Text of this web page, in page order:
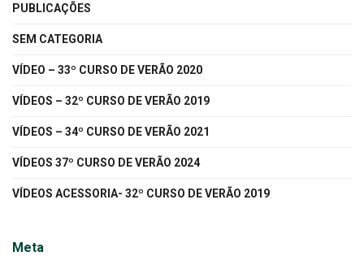
PUBLICAÇÕES
SEM CATEGORIA
VÍDEO – 33º CURSO DE VERÃO 2020
VÍDEOS – 32º CURSO DE VERÃO 2019
VÍDEOS – 34º CURSO DE VERÃO 2021
VÍDEOS 37º CURSO DE VERÃO 2024
VÍDEOS ACESSORIA- 32º CURSO DE VERÃO 2019
Meta